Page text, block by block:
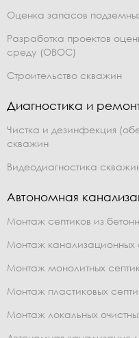
Оценка запасов
Разработка проектов
среду (ОВОС)
Строительство скважин
Диагностика и
Чистка и дезинфекция
скважин
Видеодиагностика
Автономная
Монтаж септиков из
Монтаж канализационных
Монтаж монолитных
Монтаж пластиковых
Монтаж локальных